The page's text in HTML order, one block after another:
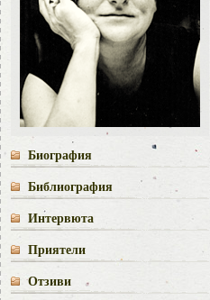
Биография
Библиография
Интервюта
Приятели
Отзиви